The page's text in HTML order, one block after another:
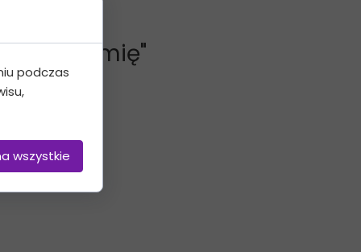
+ imię"
podczas
wszystkie